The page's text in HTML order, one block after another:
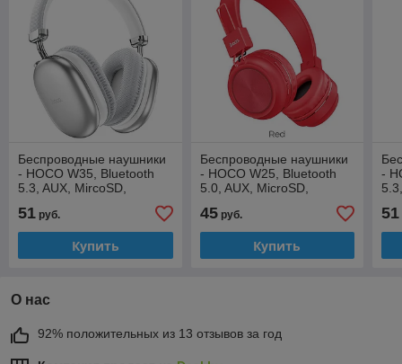
Беспроводные наушники
- HOCO W35, Bluetooth
5.3, AUX, MircoSD,
часов), серебристые
51 руб.
Купить
Беспроводные наушники
- HOCO W25, Bluetooth
5.0, AUX, MicroSD,
часов), красные
45руб.
Купить
-
51
О нас
92% положительных из 13 отзывов за год